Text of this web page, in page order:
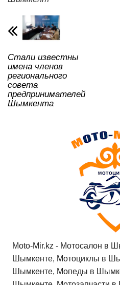
p
p
o
o
Стали известны
имена членов
регионального
совета
предпринимателей
Шымкента
Moto-Mir.kz - Мотосалон в
Шымкенте, Мотоциклы в
Шымкенте, Мопеды в